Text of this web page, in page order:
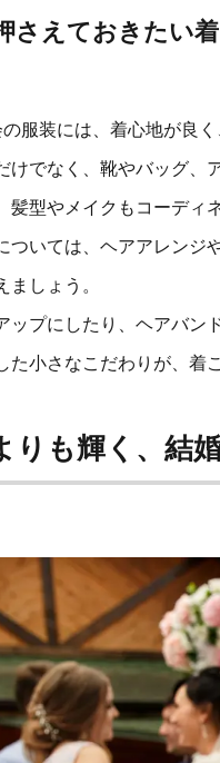
さえておきたい
服装には、着心地が良
けでなく、靴やバッグ、
髪型やメイクもコーディ
ついては、ヘアアレンジ
ましょう。
ップにしたり、ヘアバン
た小さなこだわりが、着
りも輝く、結